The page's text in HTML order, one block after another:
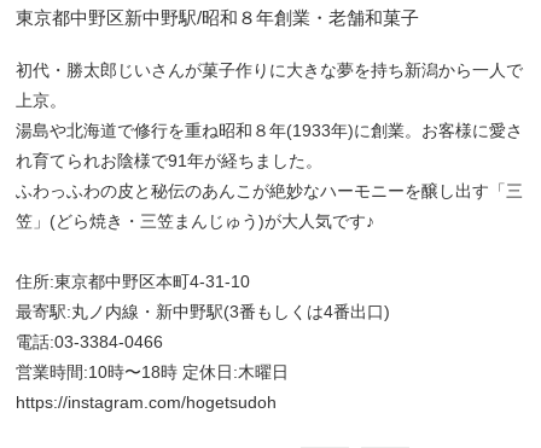
東京都中野区新中野駅/昭和８年創業・老舗和菓子
初代・勝太郎じいさんが菓子作りに大きな夢を持ち新潟から一人で
上京。
湯島や北海道で修行を重ね昭和８年(1933年)に創業。お客様に愛さ
れ育てられお陰様で91年が経ちました。
ふわっふわの皮と秘伝のあんこが絶妙なハーモニーを醸し出す「三
笠」(どら焼き・三笠まんじゅう)が大人気です♪
住所:東京都中野区本町4-31-10
最寄駅:丸ノ内線・新中野駅(3番もしくは4番出口)
電話:03-3384-0466
営業時間:10時〜18時 定休日:木曜日
https://instagram.com/hogetsudoh